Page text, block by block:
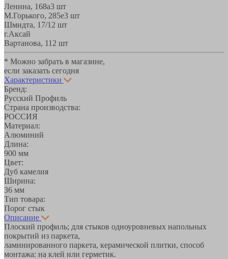
Ленина, 168а3 шт
М.Горького, 285е3 шт
Шмидта, 17/1 2 шт
г.Аксай
Вартанова, 11 2 шт
* Можно забрать в магазине,
если заказать сегодня
Характеристики
Бренд:
Русский Профиль
Страна производства:
РОССИЯ
Материал:
Алюминий
Длина:
900 мм
Цвет:
Дуб камелия
Ширина:
36 мм
Тип товара:
Порог стык
Описание
Плоский профиль; для стыков одноуровневых напольных
покрытий из паркета,
ламинированного паркета, керамической плитки, способ
монтажа: на клей или герметик.